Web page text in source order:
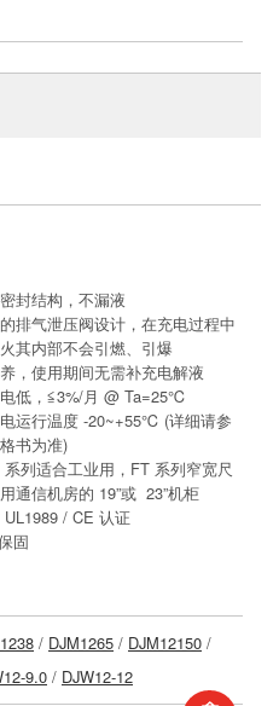
封结构，不漏液
排气泄压阀设计，在充电过程中
其内部不会引燃、引爆
，使用期间无需补充电解液
低，≦3%/月 @ Ta=25℃
运行温度 -20~+55℃ (详细请参
书为准)
系列适合工业用，FT 系列窄宽尺
通信机房的 19”或 23”机柜
UL1989 / CE 认证
固
/ DJM1265 / DJM12150 /
9.0 / DJW12-12